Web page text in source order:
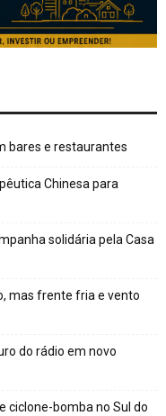
bares e restaurantes
Chinesa para
solidária pela Casa
mas frente fria e vento
do rádio em novo
ciclone-bomba no Sul do